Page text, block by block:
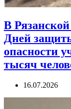
В
Дней
опасности
тысяч
16.07.2026